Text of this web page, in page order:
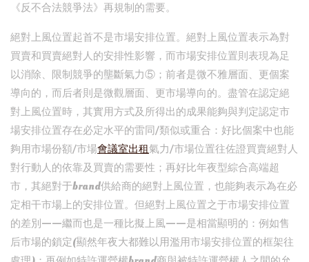
《反不合法競爭法》再規制的需要。
絕對上風位置起首不是市場安排位置。絕對上風位置表示為對
買賣和買賣絕對人的安排性影響，而市場安排位置則表現為足
以消除、限制競爭的壟斷氣力⑤；前者是微不雅層面、更個案
導向的，而后者則是微觀層面、更市場導向的。盡管在認定絕
對上風位置時，其實用方式及所得出的成果能夠與判定認定市
場安排位置存在必定水平的雷同/類似或重合：好比個案中也能
夠用市場份額/市場會議室出租氣力/市場位置往佐證買賣絕對人
對行動人的依靠及買賣的需要性；再好比年夜型綜合高端超
市，其絕對于brand供給商的絕對上風位置，也能夠表示為在必
定相干市場上的安排位置。但絕對上風位置之于市場安排位置
的差別——繼而也是一種比擬上風——是相當顯明的：例如售
后市場的鎖定(顯然年夜大都難以用濫用市場安排位置的框架往